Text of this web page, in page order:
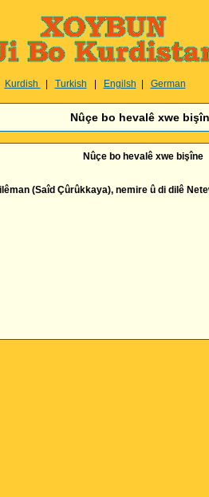
Kurdish Turkish Engilsh German
Nûçe bo hevalê xwe
Nûçe bo hevalê xwe bişîne
(Saîd Çûrûkkaya), nemire û di dilê